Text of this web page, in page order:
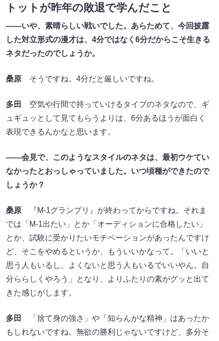
トットが昨年の敗退で学んだこと
――いや、素晴らしい戦いでした。あらためて、今回披露
した対立形式の漫才は、4分ではなく6分だからこそ生きる
ネタだったのでしょうか。
桑原 そうですね。4分だと厳しいですね。
多田
空気や行間で持っていけるタイプのネタなので、ギ
ュギュッとして見てもらうよりは、6分あるほうが面白く
表現できるんかなと思います。
――会見で、このようなスタイルのネタは、最初ウケてい
なかったとおっしゃっていました。いつ頃種ができたので
しょうか？
桑原 『M-1グランプリ』が終わってからですね。それま
では「M-1出たい」とか「オーディションに合格したい」
とか、試験に受かりたいモチベーションがあったんですけ
ど、そこをやめるというか、もういいかなって。「いいと
思う人もいるし、よくないと思う人もいるでいいやん。自
分ららしくやろう」となり、よりふたりの素がグッと出て
きた感じがします。
多田
「捨て身の強さ」や「知らんがな精神」はあったか
もしれないですね。無欲の勝利じゃないですけど、多分そ